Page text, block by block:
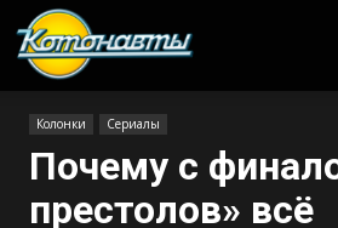
Колонки Сериалы
Почему с
престолов» всё